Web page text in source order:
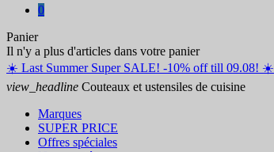
0
Panier
Il n'y a plus d'articles dans votre panier
☀️ ️Last Summer Super SALE! -10% off till 09.08! ☀️
view_headline Couteaux et ustensiles de cuisine
Marques
SUPER PRICE
Offres spéciales